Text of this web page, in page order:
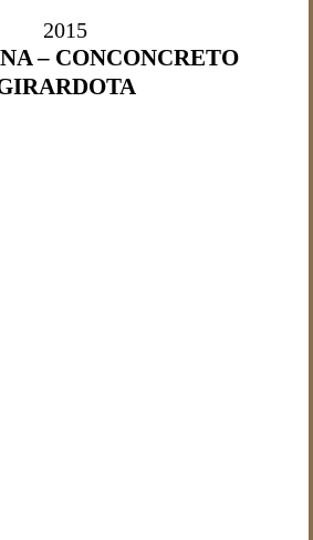
2015
– CONCONCRETO